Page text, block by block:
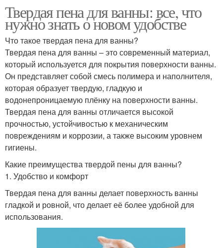
Твердая пена для ванны: все, что
нужно знать о новом удобстве
Что такое твердая пена для ванны?
Твердая пена для ванны – это современный материал,
который используется для покрытия поверхности ванны.
Он представляет собой смесь полимера и наполнителя,
которая образует твердую, гладкую и
водонепроницаемую плёнку на поверхности ванны.
Твердая пена для ванны отличается высокой
прочностью, устойчивостью к механическим
повреждениям и коррозии, а также высоким уровнем
гигиены.
Какие преимущества твердой пены для ванны?
1. Удобство и комфорт
Твердая пена для ванны делает поверхность ванны
гладкой и ровной, что делает её более удобной для
использования.